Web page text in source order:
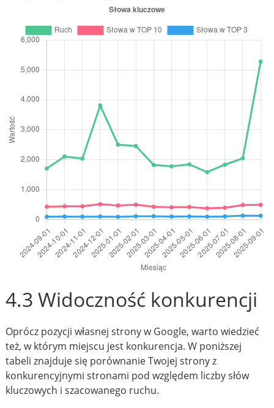
4.3 Widoczność konkurencji
Oprócz pozycji własnej strony w Google, warto wiedzieć
też, w którym miejscu jest konkurencja. W poniższej
tabeli znajduje się porównanie Twojej strony z
konkurencyjnymi stronami pod względem liczby słów
kluczowych i szacowanego ruchu.